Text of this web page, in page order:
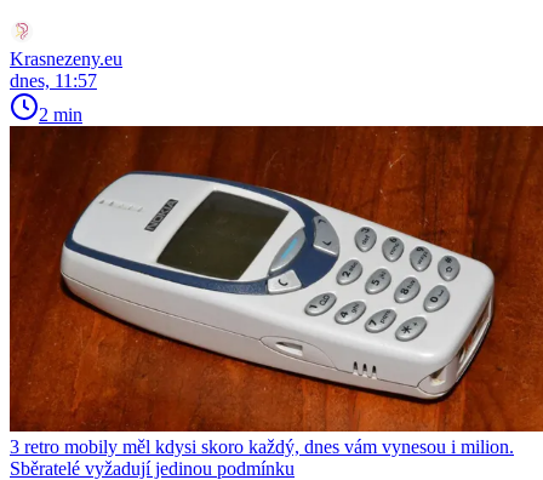
Krasnezeny.eu
dnes, 11:57
2 min
3 retro mobily měl kdysi skoro každý, dnes vám vynesou i milion.
Sběratelé vyžadují jedinou podmínku